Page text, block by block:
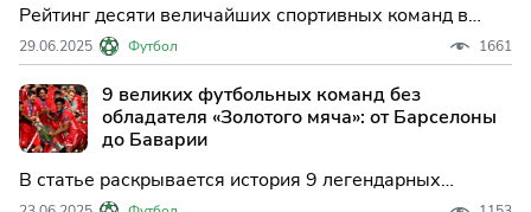
Рейтинг десяти величайших спортивных команд в
истории, которые навсегда изменили свои виды
спорта благодаря рекордам, легендарным игрокам и
уникальному стилю игры.
29.06.2025 Футбол 1661
9 великих футбольных команд без
обладателя «Золотого мяча»: от Барселоны
до Баварии
В статье раскрывается история 9 легендарных
футбольных команд, которые добились выдающихся